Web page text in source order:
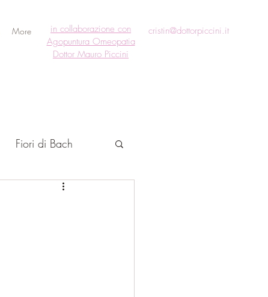
More
in collaborazione con
Agopuntura Omeopatia
Dottor Mauro Piccini
cristin@dottorpiccini.it
Fiori di Bach